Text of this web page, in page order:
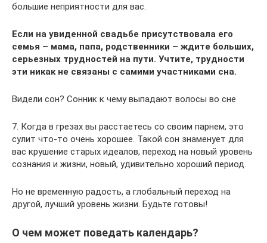
большие неприятности для вас.
Если на увиденной свадьбе присутствовала его
семья – мама, папа, родственники – ждите больших,
серьезных трудностей на пути. Учтите, трудности
эти никак не связаны с самими участниками сна.
Видели сон? Сонник к чему выпадают волосы во сне
7. Когда в грезах вы расстаетесь со своим парнем, это
сулит что-то очень хорошее. Такой сон знаменует для
вас крушение старых идеалов, переход на новый уровень
сознания и жизни, новый, удивительно хороший период.
Но не временную радость, а глобальный переход на
другой, лучший уровень жизни. Будьте готовы!
О чем может поведать календарь?